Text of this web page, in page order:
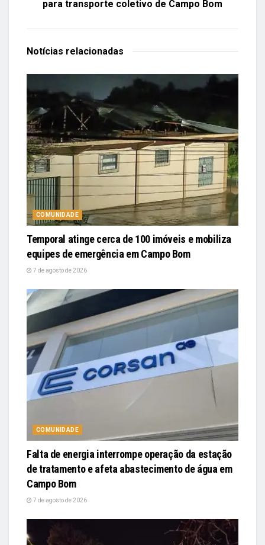
para transporte coletivo de Campo Bom
Notícias relacionadas
COMUNIDADE
Temporal atinge cerca de 100 imóveis e mobiliza
equipes de emergência em Campo Bom
7 de agosto de 2026
COMUNIDADE
Falta de energia interrompe operação da estação
de tratamento e afeta abastecimento de água em
Campo Bom
7 de agosto de 2026